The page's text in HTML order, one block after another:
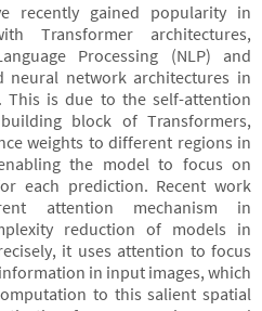
recently gained popularity in
Transformer architectures,
Processing (NLP) and
neural network architectures in
This is due to the self-attention
block of Transformers,
weights to different regions in
the model to focus on
each prediction. Recent work
attention mechanism in
reduction of models in
it uses attention to focus
in input images, which
to this salient spatial